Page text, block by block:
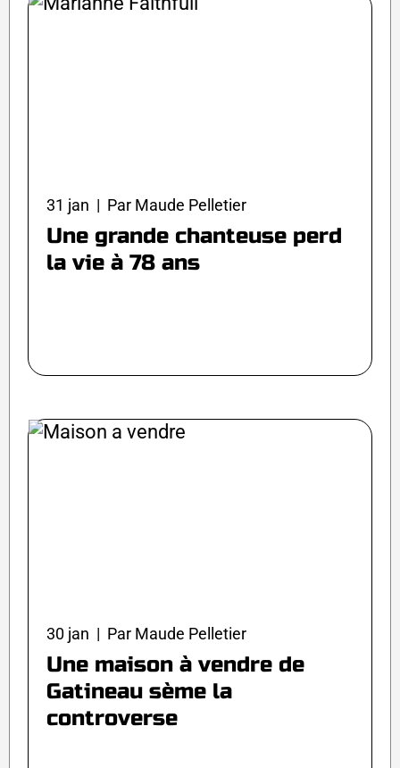
31 jan | Par Maude Pelletier
Une grande chanteuse perd
la vie à 78 ans
30 jan | Par Maude Pelletier
Une maison à vendre de
Gatineau sème la
controverse